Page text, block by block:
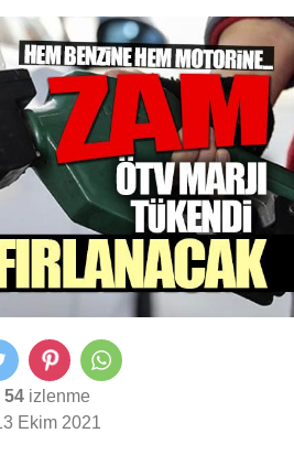
54 izlenme
Ekim 2021